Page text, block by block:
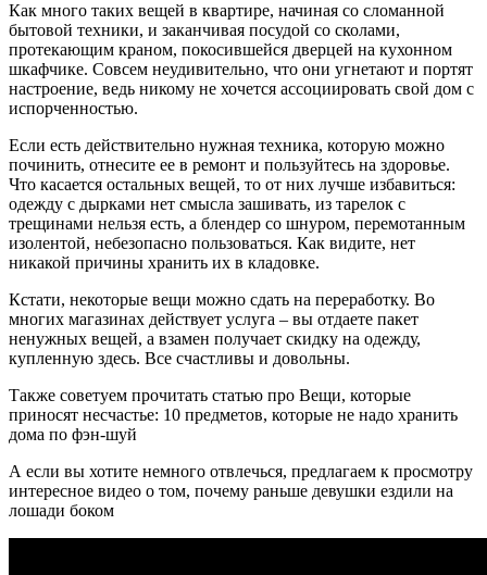
Как много таких вещей в квартире, начиная со сломанной
бытовой техники, и заканчивая посудой со сколами,
протекающим краном, покосившейся дверцей на кухонном
шкафчике. Совсем неудивительно, что они угнетают и портят
настроение, ведь никому не хочется ассоциировать свой дом с
испорченностью.
Если есть действительно нужная техника, которую можно
починить, отнесите ее в ремонт и пользуйтесь на здоровье.
Что касается остальных вещей, то от них лучше избавиться:
одежду с дырками нет смысла зашивать, из тарелок с
трещинами нельзя есть, а блендер со шнуром, перемотанным
изолентой, небезопасно пользоваться. Как видите, нет
никакой причины хранить их в кладовке.
Кстати, некоторые вещи можно сдать на переработку. Во
многих магазинах действует услуга – вы отдаете пакет
ненужных вещей, а взамен получает скидку на одежду,
купленную здесь. Все счастливы и довольны.
Также советуем прочитать статью про Вещи, которые
приносят несчастье: 10 предметов, которые не надо хранить
дома по фэн-шуй
А если вы хотите немного отвлечься, предлагаем к просмотру
интересное видео о том, почему раньше девушки ездили на
лошади боком